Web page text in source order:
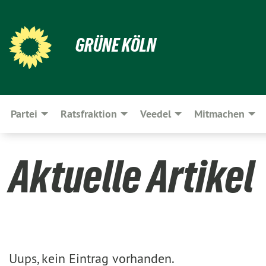
GRÜNE KÖLN
Partei Ratsfraktion Veedel Mitmachen
Aktuelle Artikel
Uups, kein Eintrag vorhanden.